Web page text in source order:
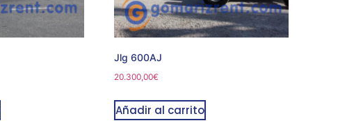
Jlg 600AJ
20.300,00€
Añadir al carrito